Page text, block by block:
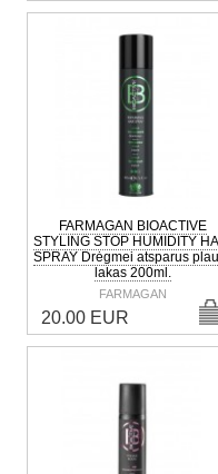
FARMAGAN BIOACTIVE
STYLING STOP HUMIDITY
SPRAY Drėgmei atsparus
lakas 200ml.
FARMAGAN
20.00 EUR